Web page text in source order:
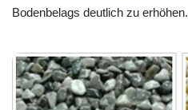
Bodenbelags deutlich zu erhöhen.